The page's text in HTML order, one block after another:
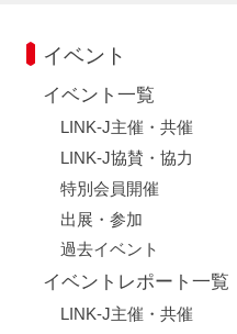
イベント
イベント一覧
LINK-J主催・共催
LINK-J協賛・協力
特別会員開催
出展・参加
過去イベント
イベントレポート一覧
LINK-J主催・共催